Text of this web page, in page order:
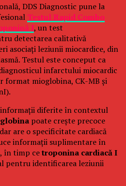
DDS Diagnostic pune la
Testul Rapid Combo
I, un test
detectarea calitativă
asociați leziunii miocardice, din
Testul este conceput ca
infarctului miocardic
format mioglobina, CK-MB și
diferite în contextul
poate crește precoce
are o specificitate cardiacă
informații suplimentare în
în timp cetroponina cardiacă I
pentru identificarea leziunii